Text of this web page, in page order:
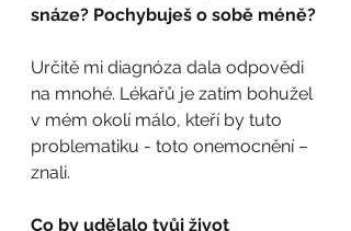
snáze? Pochybuješ o sobě méně?
Určitě mi diagnóza dala odpovědi
na mnohé. Lékařů je zatím bohužel
v mém okolí málo, kteří by tuto
problematiku - toto onemocnění –
znali.
Co by udělalo tvůj život